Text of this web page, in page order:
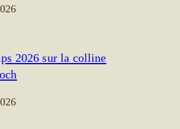
2026 sur la colline